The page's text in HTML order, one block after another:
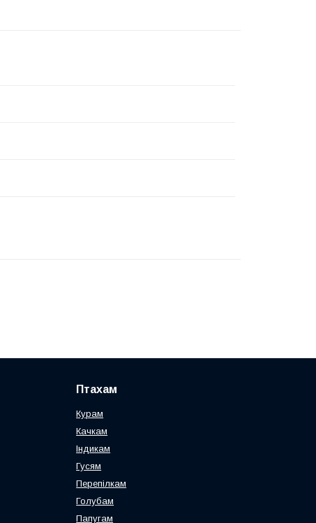
Птахам
Курам
Качкам
Індикам
Гусям
Перепілкам
Голубам
Папугам